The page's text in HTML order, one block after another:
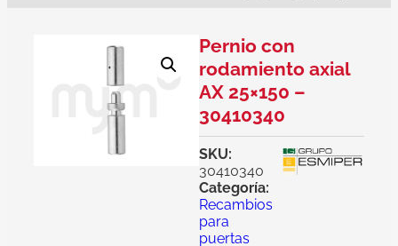
Pernio con
rodamiento axial
AX 25×150 –
30410340
SKU:
30410340
Categoría:
Recambios
para
puertas